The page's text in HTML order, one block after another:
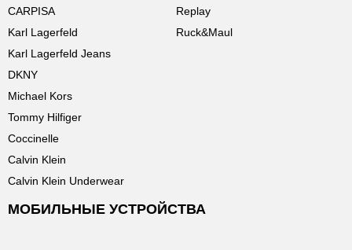
CARPISA
Karl Lagerfeld
Karl Lagerfeld Jeans
DKNY
Michael Kors
Tommy Hilfiger
Coccinelle
Calvin Klein
Calvin Klein Underwear
Replay
Ruck&Maul
МОБИЛЬНЫЕ УСТРОЙСТВА